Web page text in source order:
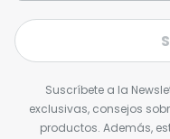
Suscríbete a la
exclusivas, consejos
productos. Además,